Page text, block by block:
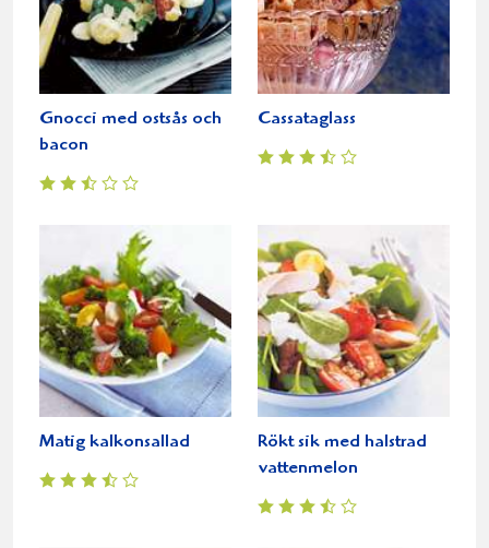
Gnocci med ostsås och
bacon
Cassataglass
Matig kalkonsallad
Rökt sik med halstrad
vattenmelon